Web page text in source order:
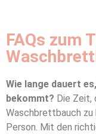
FAQs zum
Wie lange dauert
bekommt? Die Zeit,
Waschbrettbauch zu
Person. Mit den